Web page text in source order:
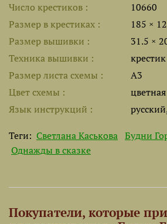
Число крестиков
10660
Размер в крестиках
185 ×
Размер вышивки
31.5 ×
Техника вышивки
крестик
Размер листа cхемы
A3
Цвет схемы
цветная
Язык инструкций
Теги: Светлана Каськова Будни
Однажды в сказке
Покупатели, которые